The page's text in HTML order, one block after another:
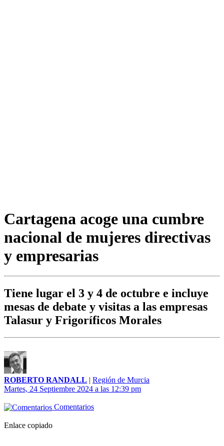
Cartagena acoge una cumbre
nacional de mujeres directivas
y empresarias
Tiene lugar el 3 y 4 de octubre e incluye
mesas de debate y visitas a las empresas
Talasur y Frigoríficos Morales
ROBERTO RANDALL | Región de Murcia
Martes, 24 Septiembre 2024 a las 12:39 pm
Comentarios
Enlace copiado